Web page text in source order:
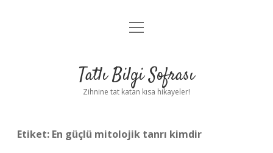
Anasayfa
Yasal Uyarı
menüyü
Tatlı Bilgi Sofrası
Zihnine tat katan kısa hikayeler!
Etiket: En güçlü mitolojik tanrı kimdir